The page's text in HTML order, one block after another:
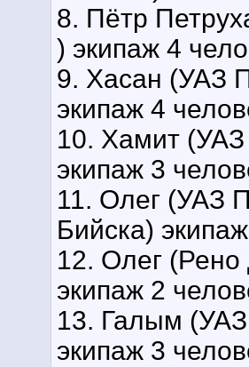
8. Пётр
) экипаж 4
9. Хасан (УАЗ
экипаж 4
10. Хамит (УАЗ
экипаж 3
11. Олег (УАЗ
Бийска)
12. Олег (Рено
экипаж 2
13. Галым (УАЗ
экипаж 3